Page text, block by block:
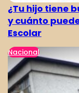
¿Tu hijo tiene
y cuánto
Escolar
Nacional